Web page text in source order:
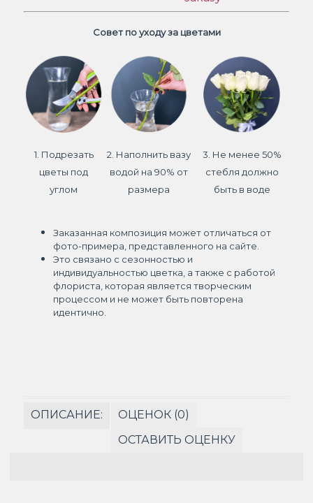
Совет по уходу за цветами
1. Подрезать
цветы под
углом
2. Наполнить вазу
водой на 90% от
размера
3. Не менее 50%
стебля должно
быть в воде
Заказанная композиция может отличаться от
фото-примера, представленного на сайте.
Это связано с сезонностью и
индивидуальностью цветка, а также с работой
флориста, которая является творческим
процессом и не может быть повторена
идентично.
ОПИСАНИЕ:
ОЦЕНОК (0)
ОСТАВИТЬ ОЦЕНКУ